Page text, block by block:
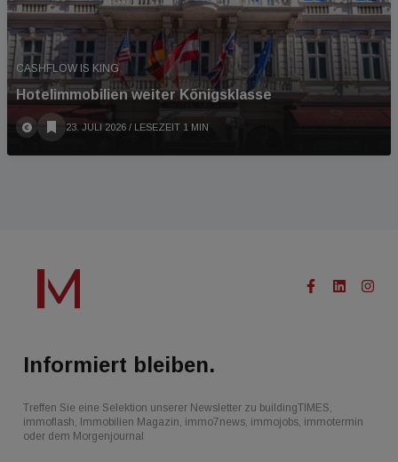
CASHFLOW IS KING
Hotelimmobilien weiter Königsklasse
23. JULI 2026 / LESEZEIT 1 MIN
Informiert bleiben.
Treffen Sie eine Selektion unserer Newsletter zu buildingTIMES,
immoflash, Immobilien Magazin, immo7news, immojobs, immotermin
oder dem Morgenjournal